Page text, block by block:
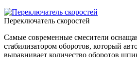
Переключатель скоростей
Самые современные смесители
стабилизатором оборотов, который
выравнивает количество оборотов